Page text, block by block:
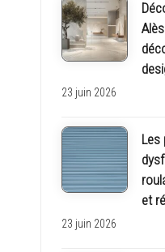
s
23 juin 2026
Les
et
23 juin 2026